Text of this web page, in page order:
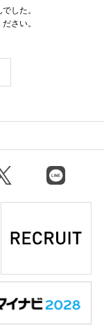
した。
さい。
X（旧Twitter） LINE